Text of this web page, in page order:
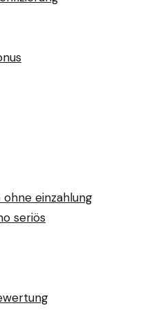
einzahlung
seriös